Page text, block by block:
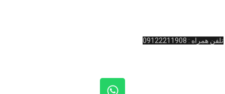
تلفن همراه : 09122211908